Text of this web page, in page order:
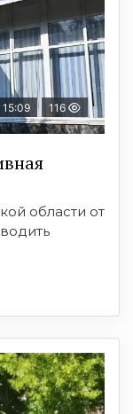
116
области от